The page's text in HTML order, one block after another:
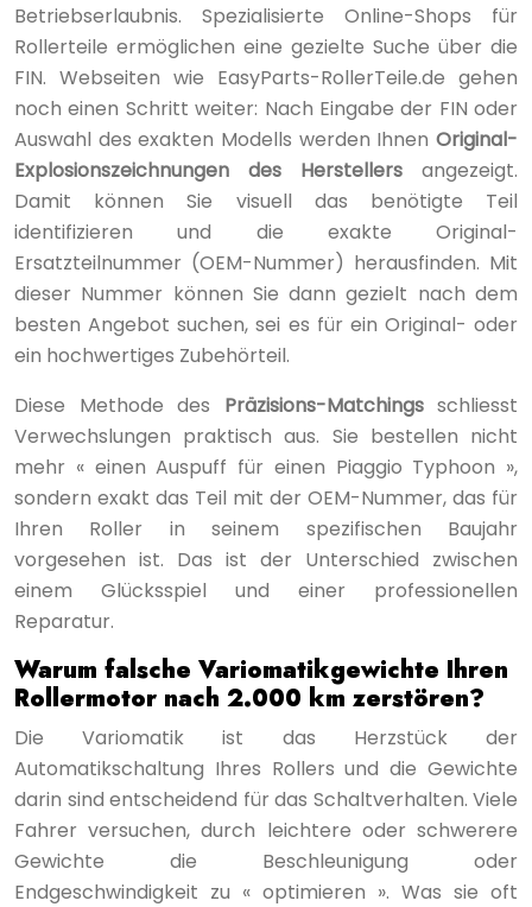
Betriebserlaubnis. Spezialisierte Online-Shops für
Rollerteile ermöglichen eine gezielte Suche über die
FIN. Webseiten wie EasyParts-RollerTeile.de gehen
noch einen Schritt weiter: Nach Eingabe der FIN oder
Auswahl des exakten Modells werden Ihnen Original-
Explosionszeichnungen des Herstellers angezeigt.
Damit können Sie visuell das benötigte Teil
identifizieren und die exakte Original-
Ersatzteilnummer (OEM-Nummer) herausfinden. Mit
dieser Nummer können Sie dann gezielt nach dem
besten Angebot suchen, sei es für ein Original- oder
ein hochwertiges Zubehörteil.
Diese Methode des Präzisions-Matchingsschliesst
Verwechslungen praktisch aus. Sie bestellen nicht
mehr « einen Auspuff für einen Piaggio Typhoon »,
sondern exakt das Teil mit der OEM-Nummer, das für
Ihren Roller in seinem spezifischen Baujahr
vorgesehen ist. Das ist der Unterschied zwischen
einem Glücksspiel und einer professionellen
Reparatur.
Warum falsche Variomatikgewichte Ihren
Rollermotor nach 2.000 km zerstören?
Die Variomatik ist das Herzstück der
Automatikschaltung Ihres Rollers und die Gewichte
darin sind entscheidend für das Schaltverhalten. Viele
Fahrer versuchen, durch leichtere oder schwerere
Gewichte die Beschleunigung oder
Endgeschwindigkeit zu « optimieren ». Was sie oft